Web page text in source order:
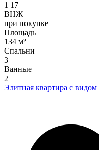
1 17
ВНЖ
при покупке
Площадь
134 м²
Спальни
3
Ванные
2
Элитная квартира с